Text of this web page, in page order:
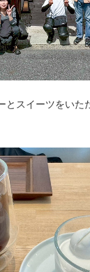
とスイーツをいた